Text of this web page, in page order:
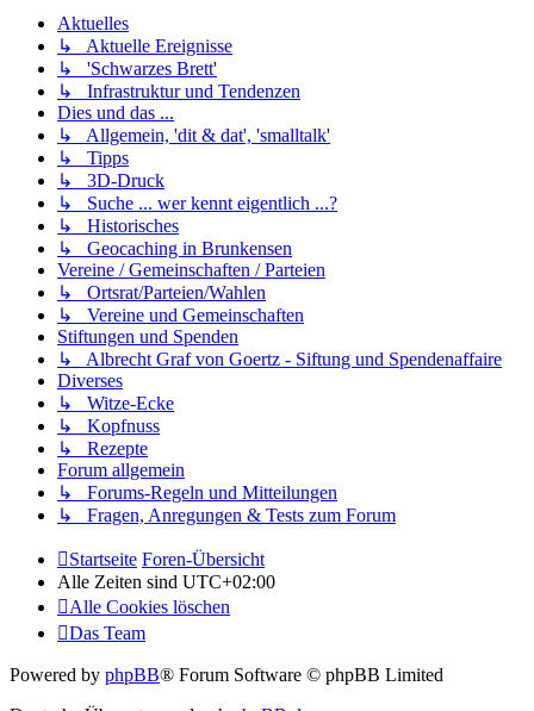
Aktuelles
↳ Aktuelle Ereignisse
↳ 'Schwarzes Brett'
↳ Infrastruktur und Tendenzen
Dies und das ...
↳ Allgemein, 'dit & dat', 'smalltalk'
↳ Tipps
↳ 3D-Druck
↳ Suche ... wer kennt eigentlich ...?
↳ Historisches
↳ Geocaching in Brunkensen
Vereine / Gemeinschaften / Parteien
↳ Ortsrat/Parteien/Wahlen
↳ Vereine und Gemeinschaften
Stiftungen und Spenden
↳ Albrecht Graf von Goertz - Siftung und Spendenaffaire
Diverses
↳ Witze-Ecke
↳ Kopfnuss
↳ Rezepte
Forum allgemein
↳ Forums-Regeln und Mitteilungen
↳ Fragen, Anregungen & Tests zum Forum
Startseite Foren-Übersicht
Alle Zeiten sind UTC+02:00
Alle Cookies löschen
Das Team
Powered by phpBB® Forum Software © phpBB Limited